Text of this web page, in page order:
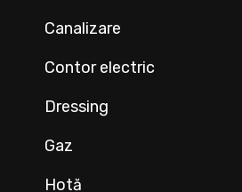
Canalizare
Contor electric
Dressing
Gaz
Hotă